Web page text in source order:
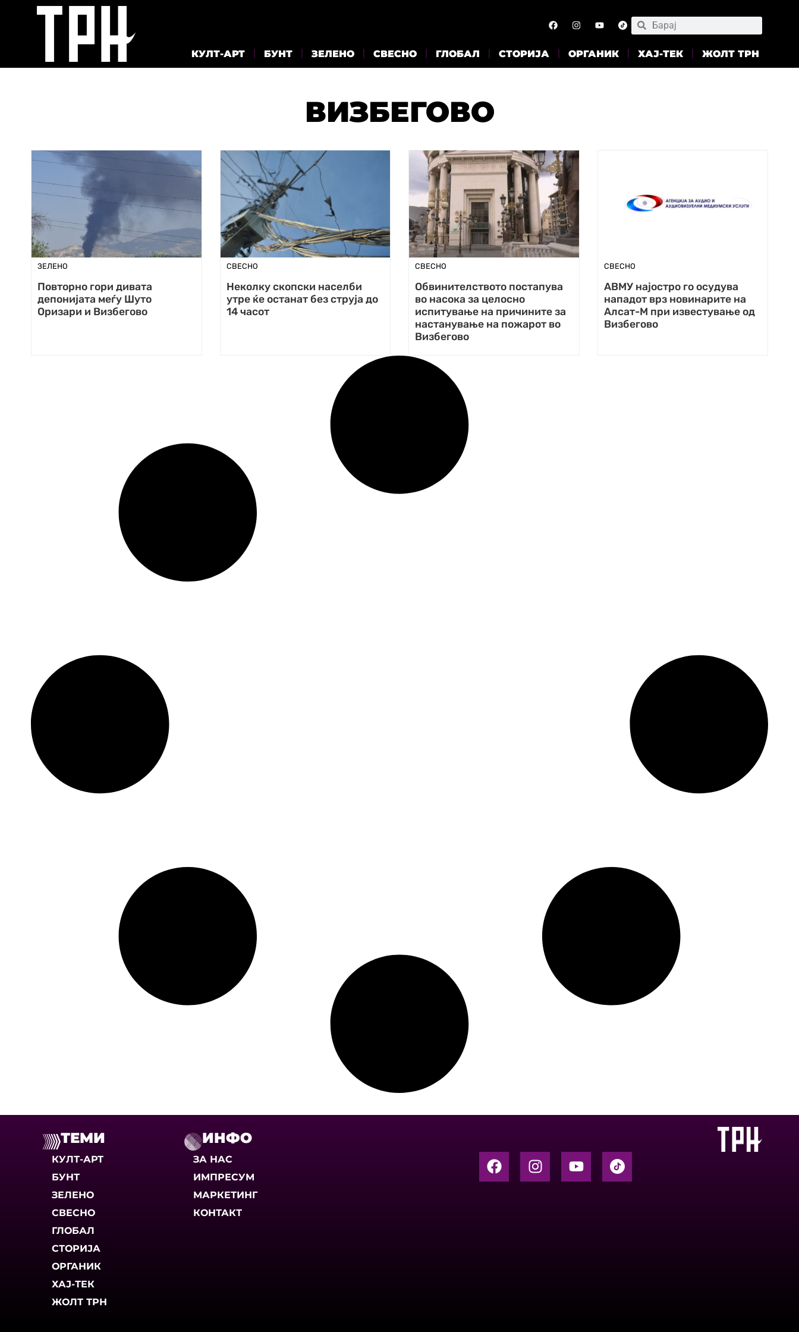
КУЛТ-АРТ БУНТ ЗЕЛЕНО СВЕСНО ГЛОБАЛ СТОРИЈА ОРГАНИК ХАЈ-ТЕК ЖОЛТ ТРН
ВИЗБЕГОВО
ЗЕЛЕНО
Повторно гори дивата
депонијата меѓу Шуто
Оризари и Визбегово
СВЕСНО
Неколку скопски населби
утре ќе останат без струја до
14 часот
СВЕСНО
Обвинителството постапува
во насока за целосно
испитување на причините за
настанување на пожарот во
Визбегово
СВЕСНО
АВМУ најостро го осудува
нападот врз новинарите на
Алсат-М при известување од
Визбегово
ТЕМИ
КУЛТ-АРТ
БУНТ
ЗЕЛЕНО
СВЕСНО
ГЛОБАЛ
СТОРИЈА
ОРГАНИК
ХАЈ-ТЕК
ЖОЛТ ТРН
ИНФО
ЗА НАС
ИМПРЕСУМ
МАРКЕТИНГ
КОНТАКТ